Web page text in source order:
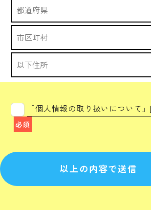
「個人情報の取り扱いについて」
必須
以上の内容で送信